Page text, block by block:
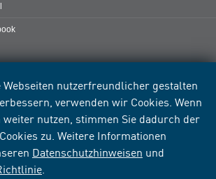
nutzerfreundlicher gestalten
verwenden wir Cookies. Wenn
weiter nutzen, stimmen Sie dadurch der
zu. Weitere Informationen
Datenschutzhinweisen und